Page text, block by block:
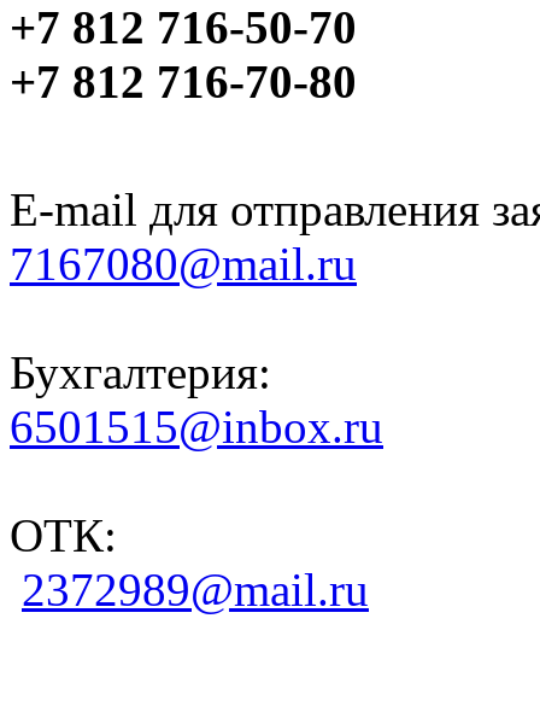
+7 812 716-50-70
+7 812 716-70-80
E-mail для отправления
7167080@mail.ru
Бухгалтерия:
6501515@inbox.ru
ОТК:
2372989@mail.ru